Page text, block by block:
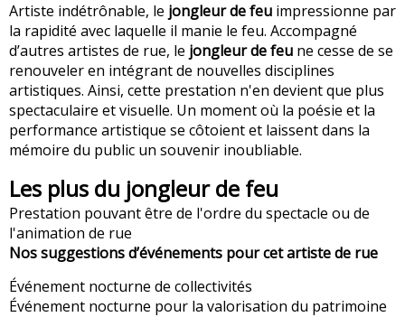
Artiste indétrônable, le jongleur de feu impressionne par
la rapidité avec laquelle il manie le feu. Accompagné
d’autres artistes de rue, le jongleur de feu ne cesse de se
renouveler en intégrant de nouvelles disciplines
artistiques. Ainsi, cette prestation n'en devient que plus
spectaculaire et visuelle. Un moment où la poésie et la
performance artistique se côtoient et laissent dans la
mémoire du public un souvenir inoubliable.
Les plus du jongleur de feu
Prestation pouvant être de l'ordre du spectacle ou de
l'animation de rue
Nos suggestions d’événements pour cet artiste de rue
Événement nocturne de collectivités
Événement nocturne pour la valorisation du patrimoine